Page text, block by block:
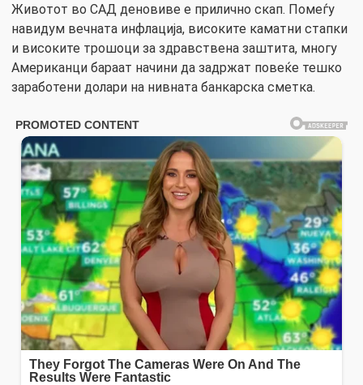
Животот во САД деновиве е прилично скап. Помеѓу
навидум вечната инфлација, високите каматни стапки
и високите трошоци за здравствена заштита, многу
Американци бараат начини да задржат повеќе тешко
заработени долари на нивната банкарска сметка.